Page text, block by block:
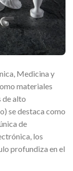
Medicina y
materiales
de alto
se destaca como
de
los
profundiza en el